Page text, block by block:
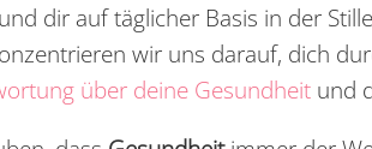
dir auf täglicher Basis in der
wir uns darauf, dich
über deine Gesundheit und